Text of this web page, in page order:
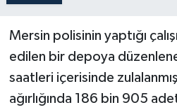
Mersin polisinin yaptığı
edilen bir depoya
saatleri içerisinde
ağırlığında 186 bin 905